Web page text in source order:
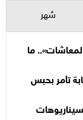
شهر
ما
تأمر بحبس